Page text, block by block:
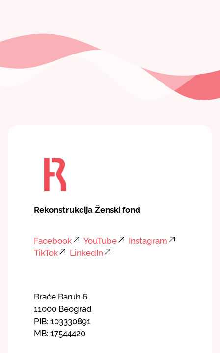
Rekonstrukcija Ženski fond
Facebook YouTube
Instagram
TikTok
LinkedIn
Braće Baruh 6
11000 Beograd
PIB: 103330891
MB: 17544420